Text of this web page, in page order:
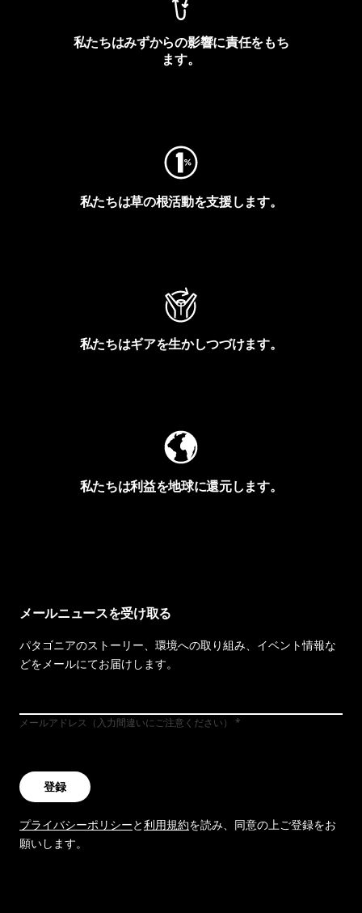
私たちはみずからの影響に責任をもち
ます。
私たちは草の根活動を支援します。
私たちはギアを生かしつづけます。
私たちは利益を地球に還元します。
メールニュースを受け取る
パタゴニアのストーリー、環境への取り組み、イベント情報な
どをメールにてお届けします。
メールアドレス（入力間違いにご注意ください）
登録
プライバシーポリシーと利用規約を読み、同意の上ご登録をお
願いします。